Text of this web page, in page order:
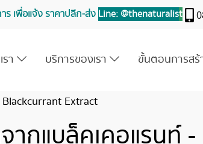
เพื่อแจ้ง ราคาปลีก-ส่ง Line: @thenaturalist
รา บริการของเรา ขั้นตอนการสร้
Extract
ากแบล็คเคอแรนท์ -